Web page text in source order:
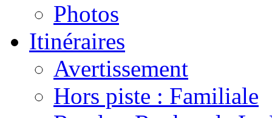
Photos
Itinéraires
Avertissement
Hors piste : Familiale